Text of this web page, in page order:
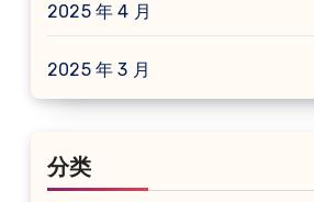
2025 年 4 月
2025 年 3 月
分类